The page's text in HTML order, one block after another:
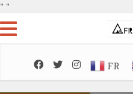
" "
FR